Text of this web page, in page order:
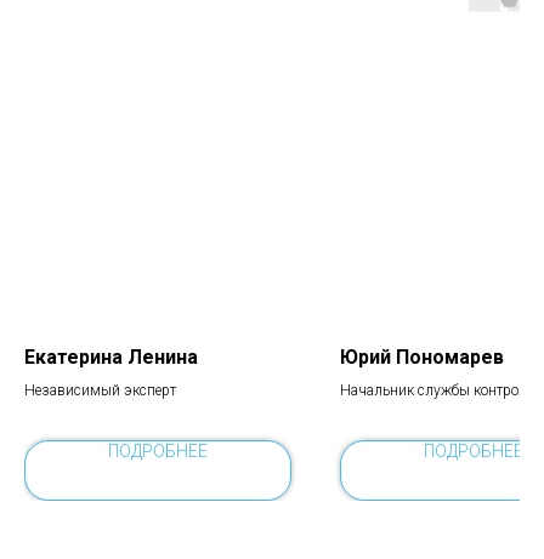
Екатерина Ленина
Независимый эксперт
ПОДРОБНЕЕ
Юрий Пономарев
Начальник службы контроля
ПОДРОБНЕЕ